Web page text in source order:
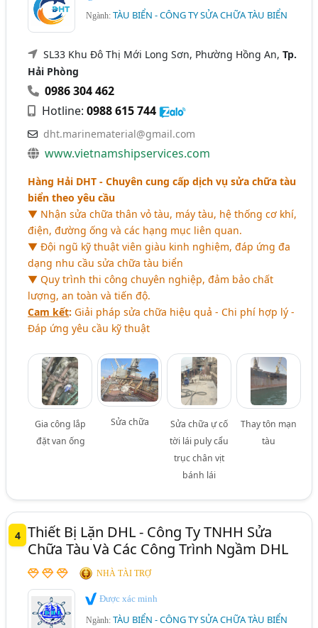
Ngành:TÀU BIỂN - CÔNG TY SỬA CHỮA TÀU BIỂN
SL33 Khu Đô Thị Mới Long Sơn, Phường Hồng An,Tp.
Hải Phòng
0986 304 462
Hotline:0988 615 744
dht.marinematerial@gmail.com
www.vietnamshipservices.com
Hàng Hải DHT - Chuyên cung cấp dịch vụ sửa chữa tàu
biển theo yêu cầu
▼ Nhận sửa chữa thân vỏ tàu, máy tàu, hệ thống cơ khí,
điện, đường ống và các hạng mục liên quan.
▼ Đội ngũ kỹ thuật viên giàu kinh nghiệm, đáp ứng đa
dạng nhu cầu sửa chữa tàu biển
▼ Quy trình thi công chuyên nghiệp, đảm bảo chất
lượng, an toàn và tiến độ.
Cam kết: Giải pháp sửa chữa hiệu quả - Chi phí hợp lý -
Đáp ứng yêu cầu kỹ thuật
Gia công lắp
đặt van ống
Sửa chữa
Sửa chữa ự cố
tời lái puly cẩu
trục chân vịt
bánh lái
Thay tôn mạn
tàu
4 Thiết Bị Lặn DHL - Công Ty TNHH Sửa
Chữa Tàu Và Các Công Trình Ngầm DHL
NHÀ TÀI TRỢ
Được xác minh
Ngành:TÀU BIỂN - CÔNG TY SỬA CHỮA TÀU BIỂN